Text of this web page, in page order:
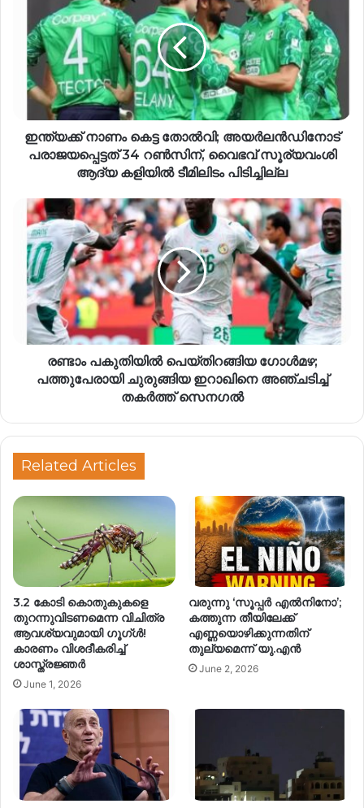
​ഇന്ത്യ​ക്ക് നാണം കെട്ട തോ​ൽ​വി; അ​യ​ർ​ല​ൻ​ഡിനോട്
പരാജയപ്പെട്ടത് 34 റ​ൺ​സി​ന്, വൈ​ഭ​വ് സൂ​ര്യ​വം​ശി
ആ​ദ്യ ക​ളി​യി​ൽ ടീ​മി​ലി​ടം പിടിച്ചില്ല
രണ്ടാം പകുതിയിൽ പെയ്തിറങ്ങിയ ഗോൾമഴ;
പത്തുപേരായി ചുരുങ്ങിയ ഇറാഖിനെ അഞ്ചടിച്ച്
തകർത്ത് സെനഗൽ
Related Articles
3.2 കോടി കൊതുകുകളെ
തുറന്നുവിടണമെന്ന വിചിത്ര
ആവശ്യവുമായി ഗൂഗ്ൾ!
കാരണം വിശദീകരിച്ച്
ശാസ്ത്രജ്ഞർ
June 1, 2026
വരുന്നു ‘സൂപ്പർ എൽനിനോ’;
കത്തുന്ന തീയിലേക്ക്
എണ്ണയൊഴിക്കുന്നതിന്
തുല്യമെന്ന് യു.എൻ
June 2, 2026